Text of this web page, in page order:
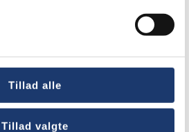
Tillad alle
Tillad valgte